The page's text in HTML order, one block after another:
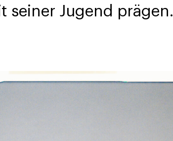
seiner Jugend prägen.